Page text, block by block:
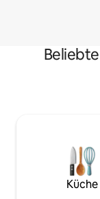
Küche